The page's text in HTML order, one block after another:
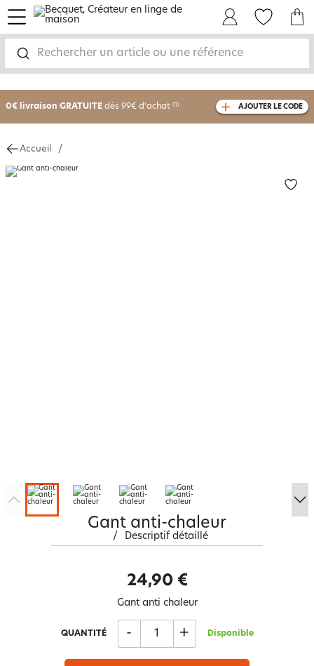
Rechercher un article ou une référence
menu
-25% sur votre commandedès 2 articles
0€ livraison GRATUITE dès 99€ d'achat (1) AJOUTER LE CODE
Accueil
Gant anti-chaleur
/ Descriptif détaillé
24,90 €
Gant anti chaleur
QUANTITÉ - + Disponible